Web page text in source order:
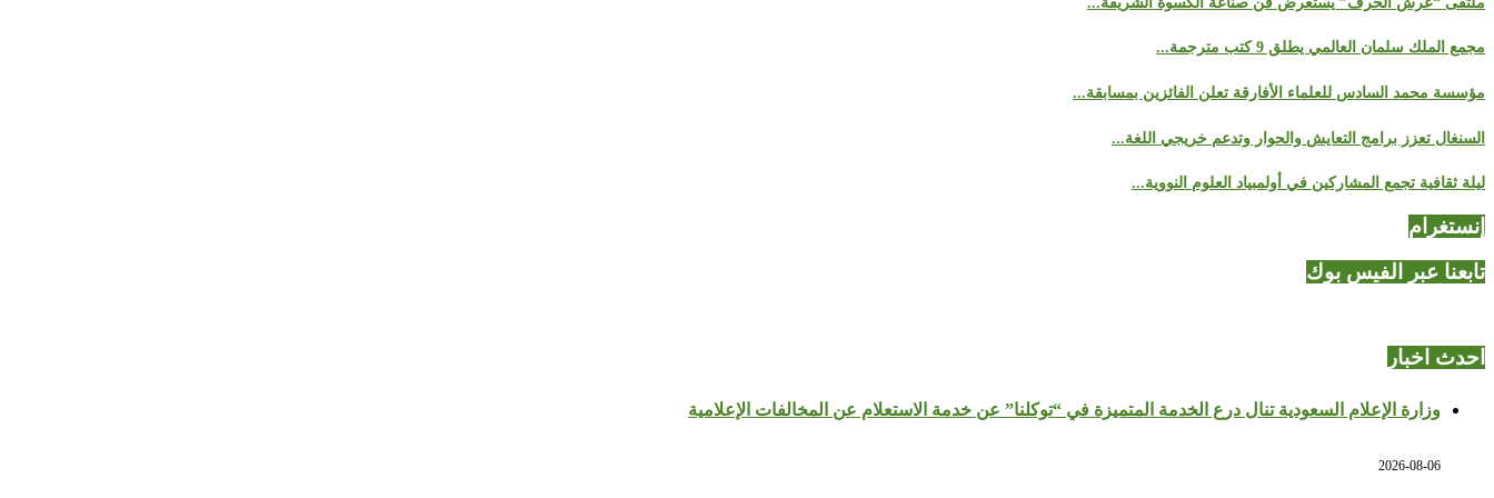
مجمع الملك سلمان العالمي يطلق 9 كتب مترجمة...
مؤسسة محمد السادس للعلماء الأفارقة تعلن الفائزين بمسابقة...
السنغال تعزز برامج التعايش والحوار وتدعم خريجي اللغة...
ليلة ثقافية تجمع المشاركين في أولمبياد العلوم النووية...
إنستغرام
تابعنا عبر الفيس بوك
احدث اخبار
وزارة الإعلام السعودية تنال درع الخدمة المتميزة في “توكلنا” عن خدمة الاستعلام عن المخالفات الإعلامية
2026-08-06